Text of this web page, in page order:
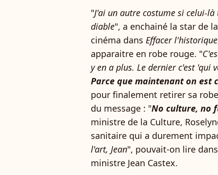
"J'ai un autre costume si celui-
diable", a enchainé la star de
cinéma dans Effacer l'historique
apparaitre en robe rouge. "
y en a plus. Le dernier c'est 'qui
Parce que maintenant on est
pour finalement retirer sa
du message : "No culture, no
ministre de la Culture,
sanitaire qui a durement
l'art, Jean", pouvait-on lire
ministre Jean Castex.